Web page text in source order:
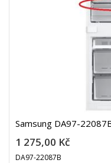
Samsung DA97-
1 275,00 Kč
DA97-22087B